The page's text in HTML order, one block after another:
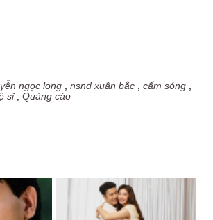
ngọc long ,nsnd xuân bắc ,cấm sóng
sĩ,Quảng cáo